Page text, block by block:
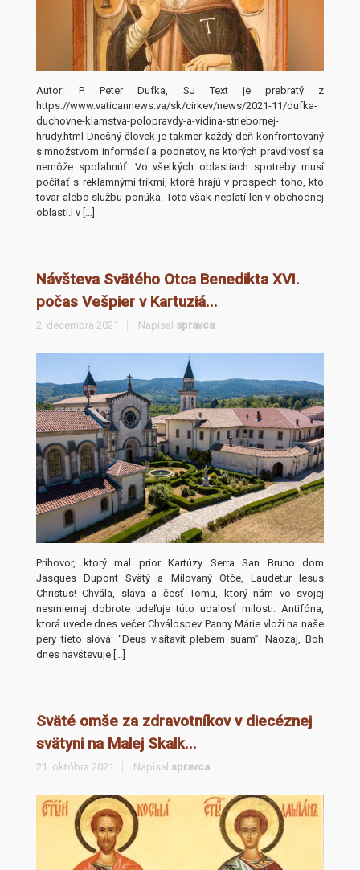
Autor: P. Peter Dufka, SJ Text je prebratý z
https://www.vaticannews.va/sk/cirkev/news/2021-11/dufka-
duchovne-klamstva-polopravdy-a-vidina-striebornej-
hrudy.html Dnešný človek je takmer každý deň konfrontovaný
s množstvom informácií a podnetov, na ktorých pravdivosť sa
nemôže spoľahnúť. Vo všetkých oblastiach spotreby musí
počítať s reklamnými trikmi, ktoré hrajú v prospech toho, kto
tovar alebo službu ponúka. Toto však neplatí len v obchodnej
oblasti.I v […]
Návšteva Svätého Otca Benedikta XVI.
počas Vešpier v Kartuziá...
2. decembra 2021 Napísal spravca
Príhovor, ktorý mal prior Kartúzy Serra San Bruno dom
Jasques Dupont Svätý a Milovaný Otče, Laudetur Iesus
Christus! Chvála, sláva a česť Tomu, ktorý nám vo svojej
nesmiernej dobrote udeľuje túto udalosť milosti. Antifóna,
ktorá uvede dnes večer Chválospev Panny Márie vloží na naše
pery tieto slová: “Deus visitavit plebem suam”. Naozaj, Boh
dnes navštevuje […]
Sväté omše za zdravotníkov v diecéznej
svätyni na Malej Skalk...
21. októbra 2021 Napísal spravca